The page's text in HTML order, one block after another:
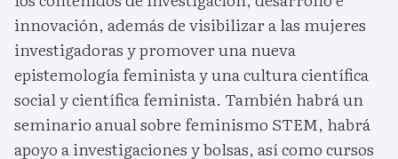
innovación, además de visibilizar a las mujeres
investigadoras y promover una nueva
epistemología feminista y una cultura científica
social y científica feminista. También habrá un
seminario anual sobre feminismo STEM, habrá
apoyo a investigaciones y bolsas, así como cursos